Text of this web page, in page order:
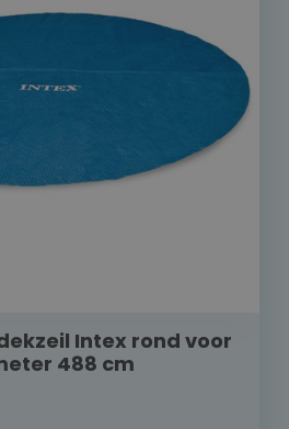
Intex rond voor
488 cm